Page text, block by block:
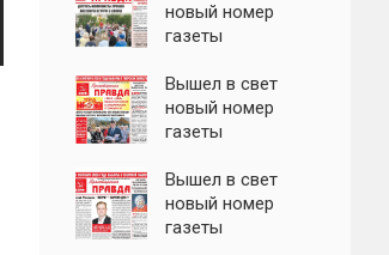
новый номер
газеты
правда"
Вышел в свет
новый номер
газеты
правда"
Вышел в свет
новый номер
газеты